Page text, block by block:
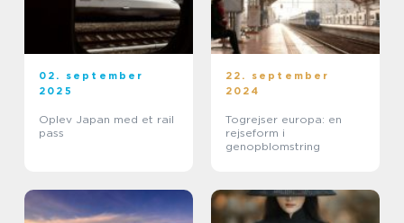
02. september
2025
Oplev Japan med et rail
pass
22. september
2024
Togrejser europa: en
rejseform i
genopblomstring